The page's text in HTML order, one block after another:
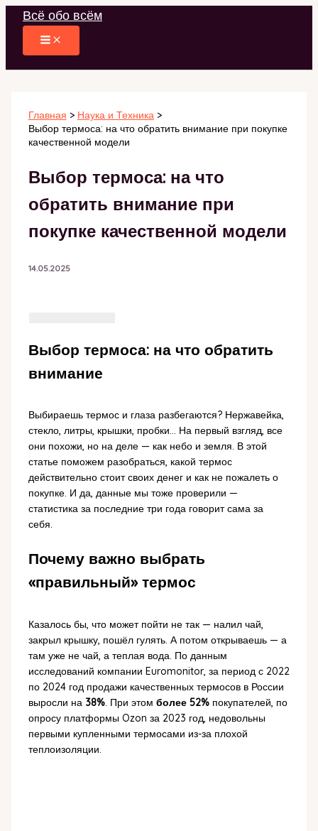
Перейти
содержимому
Всё обо всём
Главная
Наука и Техника
Выбор термоса: на что обратить внимание при покупке
качественной модели
Выбор термоса: на что
обратить внимание при
покупке качественной модели
14.05.2025
Выбор термоса: на что обратить
внимание
Выбираешь термос и глаза разбегаются? Нержавейка,
стекло, литры, крышки, пробки... На первый взгляд, все
они похожи, но на деле — как небо и земля. В этой
статье поможем разобраться, какой термос
действительно стоит своих денег и как не пожалеть о
покупке. И да, данные мы тоже проверили —
статистика за последние три года говорит сама за
себя.
Почему важно выбрать
«правильный» термос
Казалось бы, что может пойти не так — налил чай,
закрыл крышку, пошёл гулять. А потом открываешь — а
там уже не чай, а теплая вода. По данным
исследований компании Euromonitor, за период с 2022
по 2024 год продажи качественных термосов в России
выросли на 38%. При этом более 52%покупателей, по
опросу платформы Ozon за 2023 год, недовольны
первыми купленными термосами из-за плохой
теплоизоляции.